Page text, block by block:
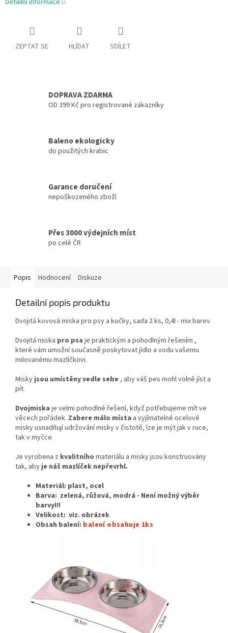
Detailní informace
ZEPTAT SE HLÍDAT SDÍLET
DOPRAVA ZDARMA
OD 399 Kč pro registrované zákazníky
Baleno ekologicky
do použitých krabic
Garance doručení
nepoškozeného zboží
Přes 3000 výdejních míst
po celé ČR
Popis Hodnocení Diskuze
Detailní popis produktu
Dvojitá kovová miska pro psy a kočky, sada 2 ks, 0,4l - mix barev
Dvojitá miska pro psa je praktickým a pohodlným řešením ,
které vám umožní současně poskytovat jídlo a vodu vašemu
milovanému mazlíčkovi.
Miskyjsou umístěny vedle sebe , aby váš pes mohl volně jíst a
pít.
Dvojmiska je velmi pohodlné řešení, když potřebujeme mít ve
věcech pořádek. Zabere málo místa a vyjímatelné ocelové
misky usnadňují udržování misky v čistotě, lze je mýt jak v ruce,
tak v myčce.
Je vyrobena z kvalitního materiálu a misky jsou konstruovány
tak, abyje náš mazlíček nepřevrhl.
Materiál: plast, ocel
Barva: zelená, růžová, modrá - Není možný výběr
barvy!!!
Velikost: viz. obrázek
Obsah balení: balení obsahuje 1ks